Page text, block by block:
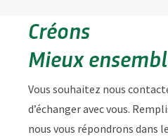
Créons
Mieux
Vous souhaitez nous
d’échanger avec vous.
nous vous répondrons dans